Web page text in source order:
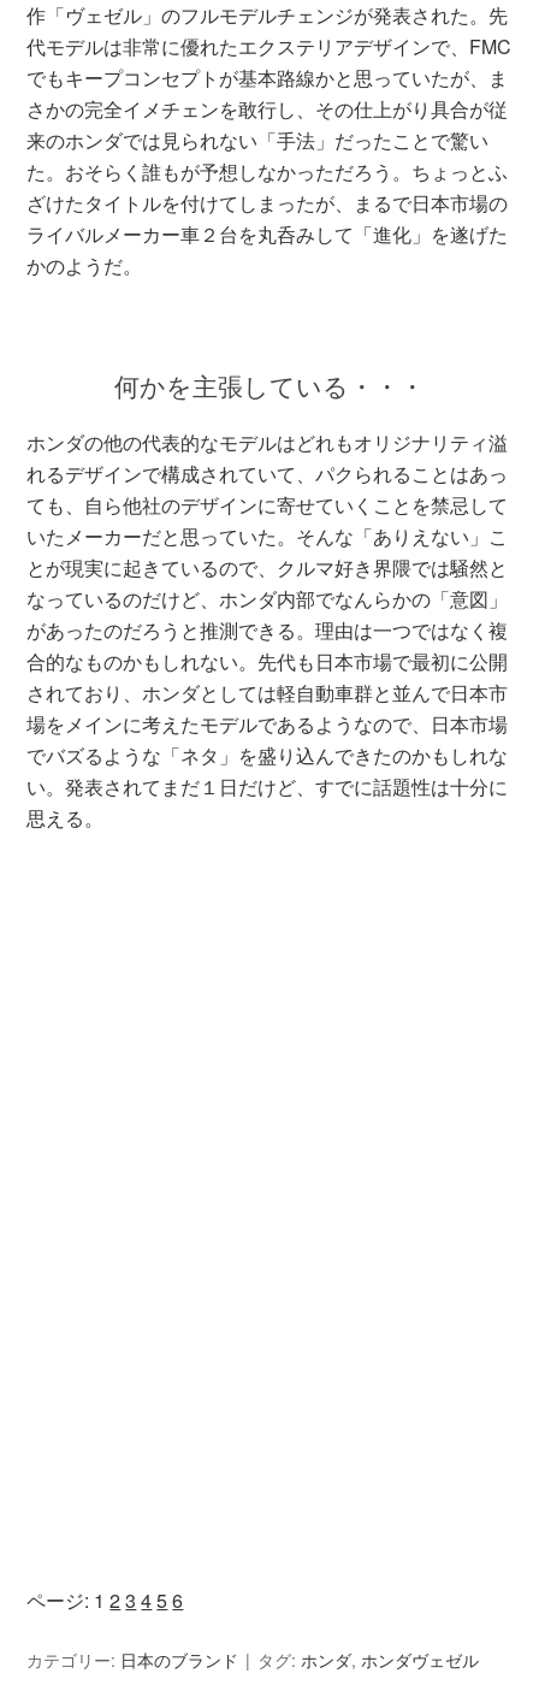
作「ヴェゼル」のフルモデルチェンジが発表された。先
代モデルは非常に優れたエクステリアデザインで、FMC
でもキープコンセプトが基本路線かと思っていたが、ま
さかの完全イメチェンを敢行し、その仕上がり具合が従
来のホンダでは見られない「手法」だったことで驚い
た。おそらく誰もが予想しなかっただろう。ちょっとふ
ざけたタイトルを付けてしまったが、まるで日本市場の
ライバルメーカー車２台を丸呑みして「進化」を遂げた
かのようだ。
何かを主張している・・・
ホンダの他の代表的なモデルはどれもオリジナリティ溢
れるデザインで構成されていて、パクられることはあっ
ても、自ら他社のデザインに寄せていくことを禁忌して
いたメーカーだと思っていた。そんな「ありえない」こ
とが現実に起きているので、クルマ好き界隈では騒然と
なっているのだけど、ホンダ内部でなんらかの「意図」
があったのだろうと推測できる。理由は一つではなく複
合的なものかもしれない。先代も日本市場で最初に公開
されており、ホンダとしては軽自動車群と並んで日本市
場をメインに考えたモデルであるようなので、日本市場
でバズるような「ネタ」を盛り込んできたのかもしれな
い。発表されてまだ１日だけど、すでに話題性は十分に
思える。
ページ: 1 23 456
カテゴリー: 日本のブランド タグ:ホンダ,ホンダヴェゼル